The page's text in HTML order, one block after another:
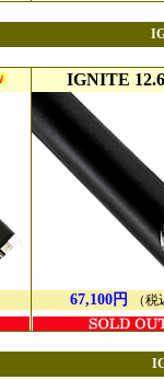
IGNITE
67,100円 （税